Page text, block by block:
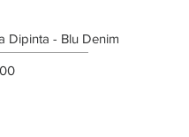
Dipinta - Blu Denim